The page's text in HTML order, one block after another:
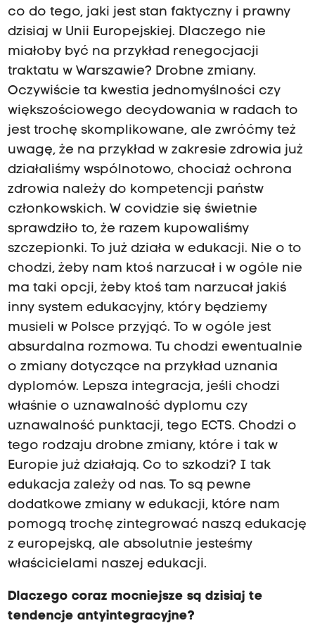
co do tego, jaki jest stan faktyczny i prawny
dzisiaj w Unii Europejskiej. Dlaczego nie
miałoby być na przykład renegocjacji
traktatu w Warszawie? Drobne zmiany.
Oczywiście ta kwestia jednomyślności czy
większościowego decydowania w radach to
jest trochę skomplikowane, ale zwróćmy też
uwagę, że na przykład w zakresie zdrowia już
działaliśmy wspólnotowo, chociaż ochrona
zdrowia należy do kompetencji państw
członkowskich. W covidzie się świetnie
sprawdziło to, że razem kupowaliśmy
szczepionki. To już działa w edukacji. Nie o to
chodzi, żeby nam ktoś narzucał i w ogóle nie
ma taki opcji, żeby ktoś tam narzucał jakiś
inny system edukacyjny, który będziemy
musieli w Polsce przyjąć. To w ogóle jest
absurdalna rozmowa. Tu chodzi ewentualnie
o zmiany dotyczące na przykład uznania
dyplomów. Lepsza integracja, jeśli chodzi
właśnie o uznawalność dyplomu czy
uznawalność punktacji, tego ECTS. Chodzi o
tego rodzaju drobne zmiany, które i tak w
Europie już działają. Co to szkodzi? I tak
edukacja zależy od nas. To są pewne
dodatkowe zmiany w edukacji, które nam
pomogą trochę zintegrować naszą edukację
z europejską, ale absolutnie jesteśmy
właścicielami naszej edukacji.
Dlaczego coraz mocniejsze są dzisiaj te
tendencje antyintegracyjne?